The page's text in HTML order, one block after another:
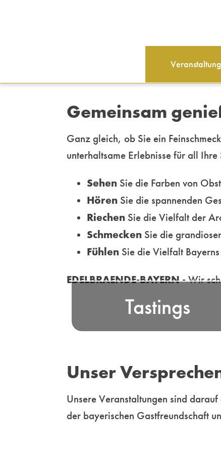
Gemeinsam
Ganz gleich, ob Sie ein
unterhaltsame Erlebnisse für all Ihre
Sehen Sie die Farben von
Hören Sie die spannenden
Riechen Sie die Vielfalt der
Schmecken Sie die
Fühlen Sie die Vielfalt Bayerns
EDELBRAENDE-BAYERN -Wir
Tastings
Nehmen Sie an
in ausgewählten Locations
Mehr
Unser
Unsere Veranstaltungen sind
der bayerischen Gastfreundschaft